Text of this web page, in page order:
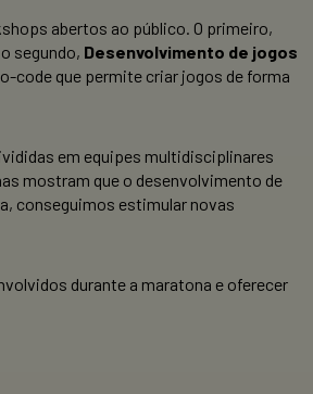
abertos ao público. O primeiro,
segundo, Desenvolvimento de jogos
code que permite criar jogos de forma
em equipes multidisciplinares
mostram que o desenvolvimento de
conseguimos estimular novas
durante a maratona e oferecer